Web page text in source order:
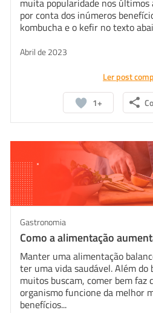
por conta dos inúmeros
kombucha e o kefir no texto
Abril de 2023
1+
Ler post
Gastronomia
Como a alimentação
Manter uma alimentação
ter uma vida saudável. Além
muitos buscam, comer bem faz
organismo funcione da melhor
benefícios...
Whatsapp